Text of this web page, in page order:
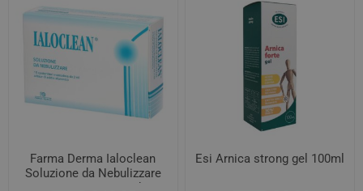
Farma Derma Ialoclean
Soluzione da Nebulizzare
15 contenitori monodose
Esi Arnica strong gel 100ml